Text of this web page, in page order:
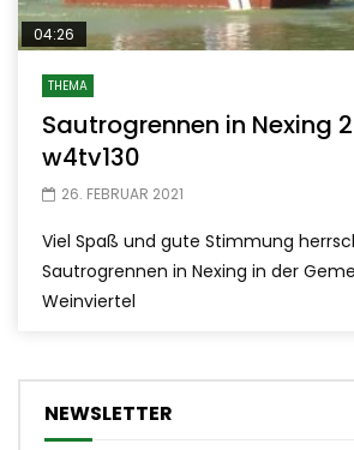
04:26
THEMA
Sautrogrennen in Nexing
w4tv130
26. FEBRUAR 2021
Viel Spaß und gute Stimmung
Sautrogrennen in Nexing in der
Weinviertel
NEWSLETTER